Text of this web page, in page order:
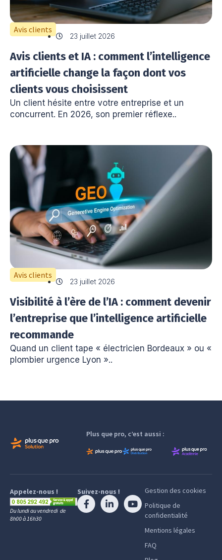
Avis clients
23 juillet 2026
Avis clients et IA : comment l’intelligence
artificielle change la façon dont vos
clients vous choisissent
Un client hésite entre votre entreprise et un
concurrent. En 2026, son premier réflexe..
Avis clients
23 juillet 2026
Visibilité à l’ère de l’IA : comment devenir
l’entreprise que l’intelligence artificielle
recommande
Quand un client tape « électricien Bordeaux » ou «
plombier urgence Lyon »..
Plus que pro, c’est aussi :
Appelez-nous !
Du lundi au vendredi de
8h00 à 16h30
Suivez-nous !
Gestion des cookies
Politique de
confidentialité
Mentions légales
FAQ